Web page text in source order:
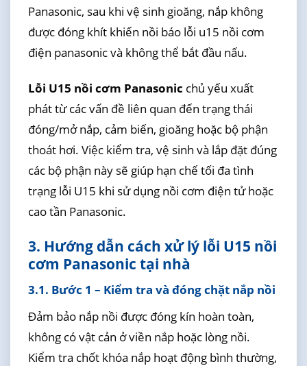
Panasonic, sau khi vệ sinh gioăng, nắp không
được đóng khít khiến nồi báo lỗi u15 nồi cơm
điện panasonic và không thể bắt đầu nấu.
Lỗi U15 nồi cơm Panasonic chủ yếu xuất
phát từ các vấn đề liên quan đến trạng thái
đóng/mở nắp, cảm biến, gioăng hoặc bộ phận
thoát hơi. Việc kiểm tra, vệ sinh và lắp đặt đúng
các bộ phận này sẽ giúp hạn chế tối đa tình
trạng lỗi U15 khi sử dụng nồi cơm điện tử hoặc
cao tần Panasonic.
3. Hướng dẫn cách xử lý lỗi U15 nồi
cơm Panasonic tại nhà
3.1. Bước 1 – Kiểm tra và đóng chặt nắp nồi
Đảm bảo nắp nồi được đóng kín hoàn toàn,
không có vật cản ở viền nắp hoặc lòng nồi.
Kiểm tra chốt khóa nắp hoạt động bình thường,